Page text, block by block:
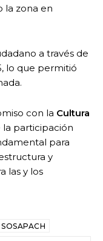
la zona en
a través de
lo que permitió
con la Cultura
participación
para
y
las y los
SOSAPACH